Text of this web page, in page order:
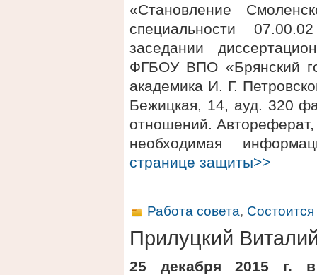
«Становление
специальности
заседании
ФГБОУ ВПО «Брянский
академика И. Г.
Бежицкая, 14, ауд. 320
отношений. Автореферат,
необходимая
странице защиты>>
Работа совета,
Прилуцкий
25 декабря 2015 г.